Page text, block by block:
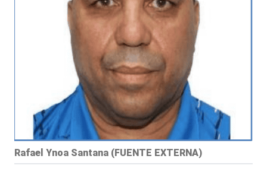
Rafael Ynoa Santana (FUENTE EXTERNA)